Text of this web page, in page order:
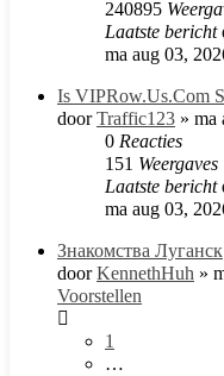
240895
Laatste bericht
ma aug 03,
Is VIPRow.Us.Com
doorTraffic123 » ma
0 Reacties
151 Weergaves
Laatste bericht
ma aug 03,
Знакомства Луганск
doorKennethHuh »
Voorstellen
1
…